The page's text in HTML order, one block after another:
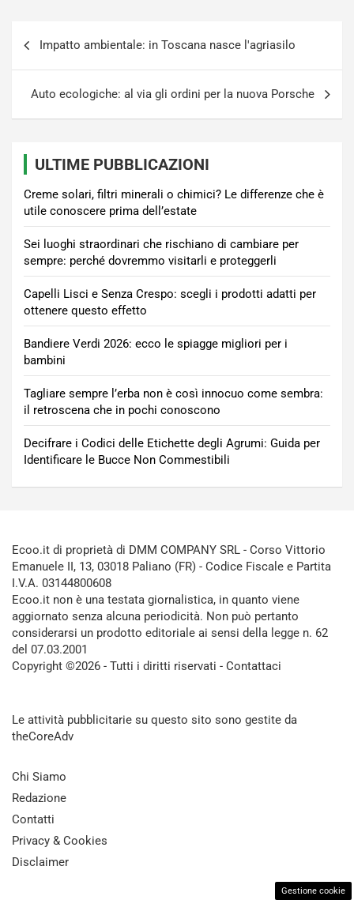
articoli
Impatto ambientale: in Toscana nasce l'agriasilo
Auto ecologiche: al via gli ordini per la nuova Porsche
ULTIME PUBBLICAZIONI
Creme solari, filtri minerali o chimici? Le differenze che è
utile conoscere prima dell’estate
Sei luoghi straordinari che rischiano di cambiare per
sempre: perché dovremmo visitarli e proteggerli
Capelli Lisci e Senza Crespo: scegli i prodotti adatti per
ottenere questo effetto
Bandiere Verdi 2026: ecco le spiagge migliori per i
bambini
Tagliare sempre l’erba non è così innocuo come sembra:
il retroscena che in pochi conoscono
Decifrare i Codici delle Etichette degli Agrumi: Guida per
Identificare le Bucce Non Commestibili
Ecoo.it di proprietà di DMM COMPANY SRL - Corso Vittorio
Emanuele II, 13, 03018 Paliano (FR) - Codice Fiscale e Partita
I.V.A. 03144800608
Ecoo.it non è una testata giornalistica, in quanto viene
aggiornato senza alcuna periodicità. Non può pertanto
considerarsi un prodotto editoriale ai sensi della legge n. 62
del 07.03.2001
Copyright ©2026 - Tutti i diritti riservati - Contattaci
Le attività pubblicitarie su questo sito sono gestite da
theCoreAdv
Chi Siamo
Redazione
Contatti
Privacy & Cookies
Disclaimer
Gestione cookie